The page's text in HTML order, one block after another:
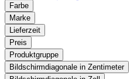
Farbe
Marke
Lieferzeit
Preis
Produktgruppe
Bildschirmdiagonale in Zentimeter